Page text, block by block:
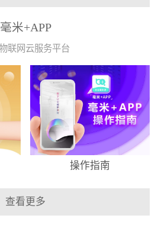
毫米+APP
联网云服务平台
操作指南
查看更多